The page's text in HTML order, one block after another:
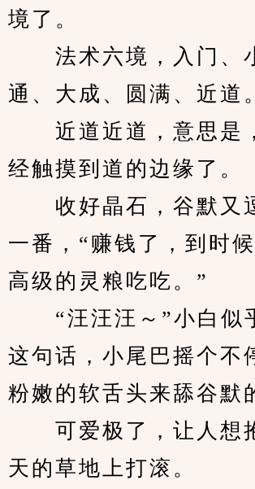
境了。
法术六境，入门、
通、大成、圆满、近道。
近道近道，意思是
经触摸到道的边缘了。
收好晶石，谷默又
一番，“赚钱了，到时
高级的灵粮吃吃。”
“汪汪汪～”小白似
这句话，小尾巴摇个不
粉嫩的软舌头来舔谷默
可爱极了，让人想
天的草地上打滚。